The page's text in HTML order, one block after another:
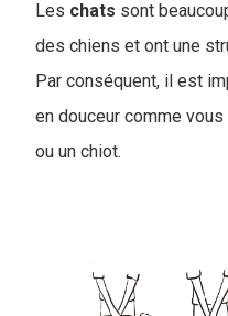
Les chats sont
des chiens et ont une
Par conséquent, il est
en douceur comme
ou un chiot.